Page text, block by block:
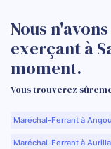
Nous
exerçant à
moment.
Vous trouverez
Maréchal-Ferrant à
Maréchal-Ferrant à